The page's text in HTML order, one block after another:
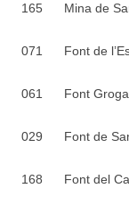
165 Mina de
071 Font de
061 Font Groga.
029 Font de
168 Font del